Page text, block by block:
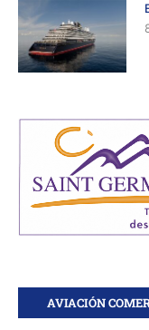
AVIACIÓN